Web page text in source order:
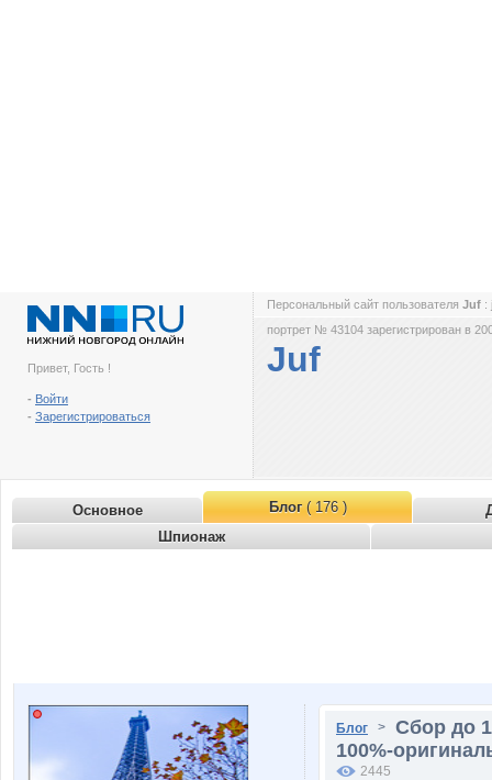
Привет, Гость !
- Войти
- Зарегистрироваться
Персональный сайт пользователя Juf :
портрет № 43104 зарегистрирован в
Juf
Основное Блог( 176 )
Шпионаж
Блог > Сбор до
100%-
2445